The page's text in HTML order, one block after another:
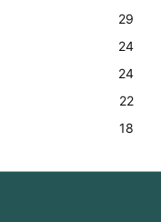
29
24
24
22
18